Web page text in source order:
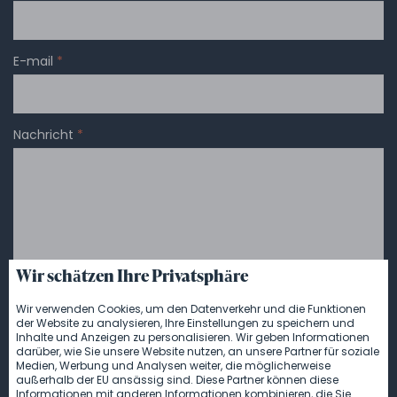
E-mail *
Nachricht *
Damit wir Ihnen ein maßgeschneidertes Angebot
Wir schätzen Ihre Privatsphäre
Wir verwenden Cookies, um den Datenverkehr und die Funktionen
der Website zu analysieren, Ihre Einstellungen zu speichern und
Inhalte und Anzeigen zu personalisieren. Wir geben Informationen
darüber, wie Sie unsere Website nutzen, an unsere Partner für soziale
Medien, Werbung und Analysen weiter, die möglicherweise
außerhalb der EU ansässig sind. Diese Partner können diese
Informationen mit anderen Informationen kombinieren, die Sie